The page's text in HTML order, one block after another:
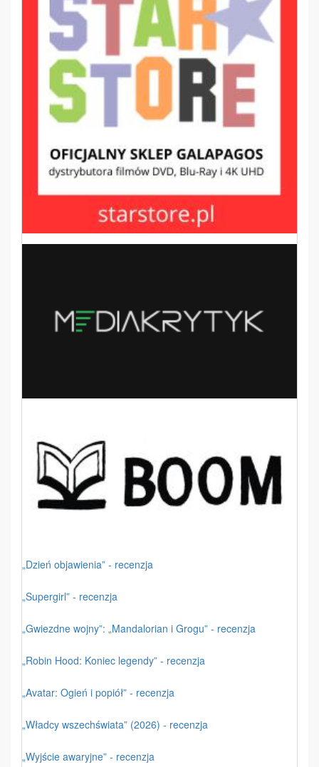
„Dzień objawienia” - recenzja
„Supergirl” - recenzja
„Gwiezdne wojny”: „Mandalorian i Grogu” - recenzja
„Robin Hood: Koniec legendy” - recenzja
„Avatar: Ogień i popiół” - recenzja
„Władcy wszechświata” (2026) - recenzja
„Wyjście awaryjne” - recenzja